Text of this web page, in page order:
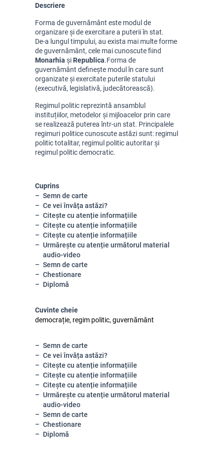
Descriere
Forma de guvernământ este modul de
organizare și de exercitare a puterii în stat.
De-a lungul timpului, au exista mai multe forme
Monarhia și Republica.Forma de
guvernământ definește modul în care sunt
organizate și exercitate puterile statului
(executivă, legislativă, judecătorească).
Regimul politic reprezintă ansamblul
instituțiilor, metodelor și mijloacelor prin care
se realizează puterea într-un stat. Principalele
regimuri politice cunoscute astăzi sunt: regimul
politic totalitar, regimul politic autoritar și
regimul politic democratic.
Cuprins
Semn de carte
Ce vei învăța astăzi?
Citește cu atenție informațiile
Citește cu atenție informațiile
Citește cu atenție informațiile
Urmărește cu atenție următorul material
audio-video
Semn de carte
Chestionare
Diplomă
Cuvinte cheie
democrație, regim politic, guvernământ
Semn de carte
Ce vei învăța astăzi?
Citește cu atenție informațiile
Citește cu atenție informațiile
Citește cu atenție informațiile
Urmărește cu atenție următorul material
audio-video
Semn de carte
Chestionare
Diplomă